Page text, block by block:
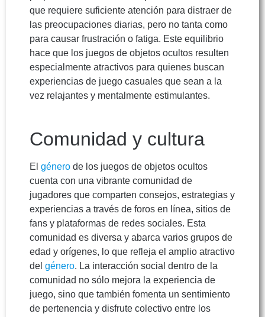
que requiere suficiente atención para distraer de
las preocupaciones diarias, pero no tanta como
para causar frustración o fatiga. Este equilibrio
hace que los juegos de objetos ocultos resulten
especialmente atractivos para quienes buscan
experiencias de juego casuales que sean a la
vez relajantes y mentalmente estimulantes.
Comunidad y cultura
El género de los juegos de objetos ocultos
cuenta con una vibrante comunidad de
jugadores que comparten consejos, estrategias y
experiencias a través de foros en línea, sitios de
fans y plataformas de redes sociales. Esta
comunidad es diversa y abarca varios grupos de
edad y orígenes, lo que refleja el amplio atractivo
del género. La interacción social dentro de la
comunidad no sólo mejora la experiencia de
juego, sino que también fomenta un sentimiento
de pertenencia y disfrute colectivo entre los